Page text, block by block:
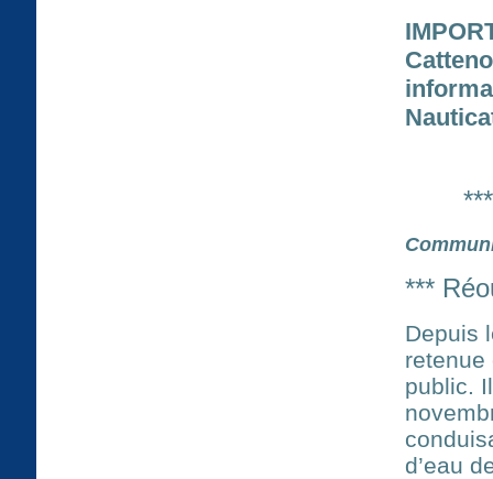
***
Depuis
retenue
public.
d’eau